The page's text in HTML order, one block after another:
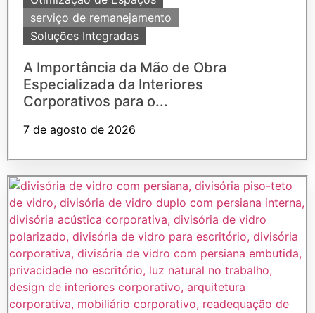
serviço de remanejamento
Soluções Integradas
A Importância da Mão de Obra
Especializada da Interiores
Corporativos para o...
7 de agosto de 2026